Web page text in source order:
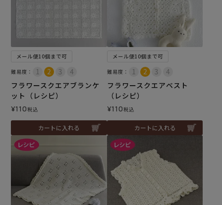
メール便10個まで可
難易度：
フラワースクエアブランケ
ット（レシピ）
¥110税込
カートに入れる
メール便10個まで可
難易度：
フラワースクエアベスト
（レシピ）
¥110税込
カートに入れる